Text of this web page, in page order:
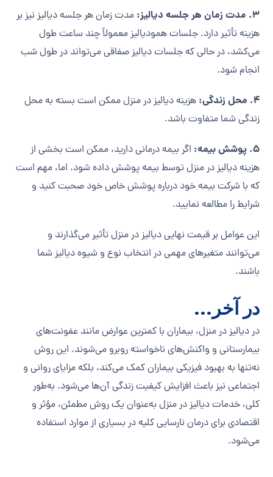
3. مدت زمان هر جلسه دیالیز:
مدت زمان هر جلسه دیالیز نیز بر
هزینه تأثیر دارد. جلسات همودیالیز معمولاً چند ساعت طول
می‌کشد، در حالی که جلسات دیالیز صفاقی می‌تواند در طول شب
انجام شود.
4. محل زندگی:
هزینه دیالیز در منزل ممکن است بسته به محل
زندگی شما متفاوت باشد.
5. پوشش بیمه:
اگر بیمه درمانی دارید، ممکن است بخشی از
هزینه دیالیز در منزل توسط بیمه پوشش داده شود. اما، مهم است
که با شرکت بیمه خود درباره پوشش خاص خود صحبت کنید و
شرایط را مطالعه نمایید.
این عوامل بر قیمت نهایی دیالیز در منزل تأثیر می‌گذارند و
می‌توانند متغیرهای مهمی در انتخاب نوع و شیوه دیالیز شما
باشند.
در آخر…
در دیالیز در منزل، بیماران با کمترین عوارض مانند عفونت‌های
بیمارستانی و واکنش‌های ناخواسته روبرو می‌شوند. این روش
نه‌تنها به بهبود فیزیکی بیماران کمک می‌کند، بلکه مزایای روانی و
اجتماعی نیز باعث افزایش کیفیت زندگی آن‌ها می‌شود. به‌طور
کلی، خدمات دیالیز در منزل به‌عنوان یک روش مطمئن، مؤثر و
اقتصادی برای درمان نارسایی کلیه در بسیاری از موارد استفاده
می‌شود.